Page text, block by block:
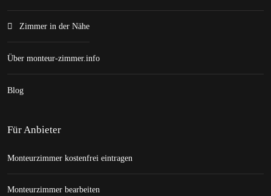
Zimmer in der Nähe
Über monteur-zimmer.info
Blog
Für Anbieter
Monteurzimmer kostenfrei eintragen
Monteurzimmer bearbeiten